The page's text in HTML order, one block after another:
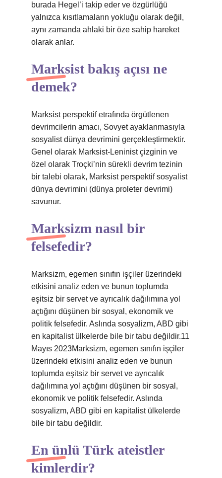
burada Hegel’i takip eder ve özgürlüğü
yalnızca kısıtlamaların yokluğu olarak değil,
aynı zamanda ahlaki bir öze sahip hareket
olarak anlar.
Marksist bakış açısı ne
demek?
Marksist perspektif etrafında örgütlenen
devrimcilerin amacı, Sovyet ayaklanmasıyla
sosyalist dünya devrimini gerçekleştirmektir.
Genel olarak Marksist-Leninist çizginin ve
özel olarak Troçki’nin sürekli devrim tezinin
bir talebi olarak, Marksist perspektif sosyalist
dünya devrimini (dünya proleter devrimi)
savunur.
Marksizm nasıl bir
felsefedir?
Marksizm, egemen sınıfın işçiler üzerindeki
etkisini analiz eden ve bunun toplumda
eşitsiz bir servet ve ayrıcalık dağılımına yol
açtığını düşünen bir sosyal, ekonomik ve
politik felsefedir. Aslında sosyalizm, ABD gibi
en kapitalist ülkelerde bile bir tabu değildir.11
Mayıs 2023Marksizm, egemen sınıfın işçiler
üzerindeki etkisini analiz eden ve bunun
toplumda eşitsiz bir servet ve ayrıcalık
dağılımına yol açtığını düşünen bir sosyal,
ekonomik ve politik felsefedir. Aslında
sosyalizm, ABD gibi en kapitalist ülkelerde
bile bir tabu değildir.
En ünlü Türk ateistler
kimlerdir?